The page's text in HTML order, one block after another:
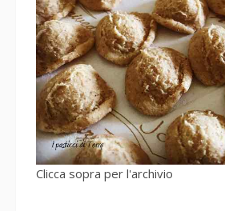
Clicca sopra per l'archivio